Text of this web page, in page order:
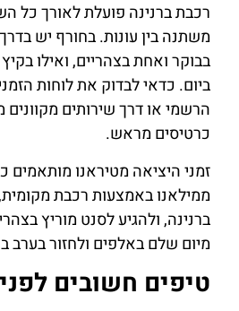
רכבת ברנינה פועלת לאורך כל
משתנה בין עונות. בחורף יש
בבוקר ואחת בצהריים, ואילו
ביום. כדאי לבדוק את לוחות
הרשמי או דרך שירותים מקוונים
כרטיסים מראש.
זמני היציאה מטיראנו מותאמים
ממילאנו באמצעות רכבת
ברנינה, ולהגיע לסנט מוריץ
מיום שלם באלפים ולחזור בערב
טיפים חשובים